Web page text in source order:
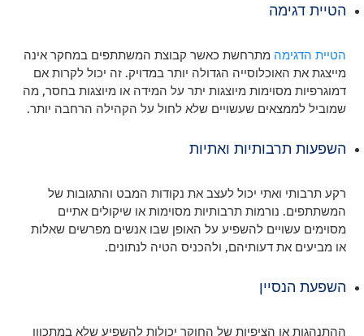
הטיית דגימה
הטיית הדגימה מתרחשת כאשר קבוצת המשתתפים במחקר אינה
מייצגת את האוכלוסייה הגדולה יותר במדויק. זה יכול לקרות אם
דמוגרפיות מסוימות מיוצגות יתר על המידה או מיוצגות בחסר, מה
שמוביל לממצאים שעשויים שלא לחול על הקהילה הרחבה יותר.
השפעות תרבותיות ואתיות
רקע תרבותי ואתי יכול לעצב את נקודות המבט והתגובות של
המשתתפים. נורמות תרבותיות מסוימות או שיקולים אתיים
מסוימים עשויים להשפיע על האופן שבו אנשים מפרשים שאלות
או מביעים את דעותיהם, ולהכניס הטיה לנתונים.
השפעת הנסיין
ההתנהגות או הציפיות של החוקר יכולות להשפיע שלא במתכוון